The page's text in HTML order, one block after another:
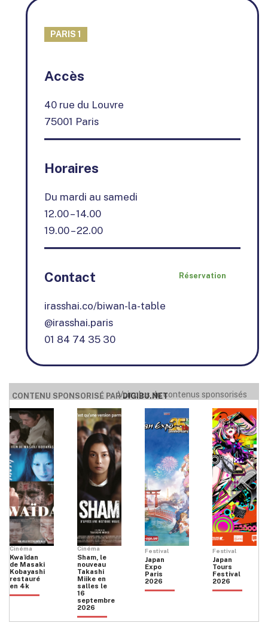
PARIS 1
−
Accès
40 rue du Louvre
75001 Paris
Horaires
Du mardi au samedi
12.00 – 14.00
19.00 – 22.00
Contact Réservation
irasshai.co/biwan-la-table
@irasshai.paris
01 84 74 35 30
CONTENU SPONSORISÉ PARDIGIBU.NET
Voir plus de contenus sponsorisés
Cinéma
Kwaïdan
de Masaki
Kobayashi
restauré
en 4k
Cinéma
Sham, le
nouveau
Takashi
Miike en
salles le
16
septembre
2026
Festival
Japan
Expo
Paris
2026
Festival
Japan
Tours
Festival
2026